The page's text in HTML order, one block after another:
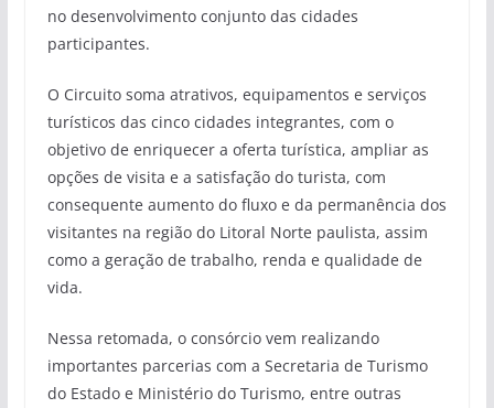
no desenvolvimento conjunto das cidades
participantes.
O Circuito soma atrativos, equipamentos e serviços
turísticos das cinco cidades integrantes, com o
objetivo de enriquecer a oferta turística, ampliar as
opções de visita e a satisfação do turista, com
consequente aumento do fluxo e da permanência dos
visitantes na região do Litoral Norte paulista, assim
como a geração de trabalho, renda e qualidade de
vida.
Nessa retomada, o consórcio vem realizando
importantes parcerias com a Secretaria de Turismo
do Estado e Ministério do Turismo, entre outras